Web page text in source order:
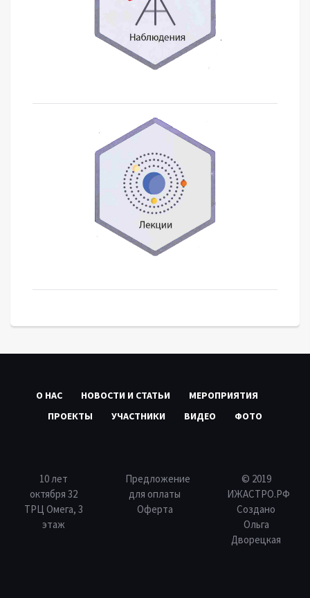
О НАС НОВОСТИ И СТАТЬИ
МЕРОПРИЯТИЯ
ПРОЕКТЫ
УЧАСТНИКИ ВИДЕО ФОТО
10 лет
октября 32
ТРЦ Омега, 3
этаж
Предложение
для оплаты
Оферта
© 2019
ИЖАСТРО.РФ
Создано
Ольга
Дворецкая